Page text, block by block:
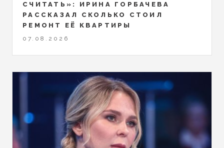
СЧИТАТЬ»: ИРИНА ГОРБАЧЕВА
РАССКАЗАЛ СКОЛЬКО СТОИЛ
РЕМОНТ ЕЁ КВАРТИРЫ
07.08.2026